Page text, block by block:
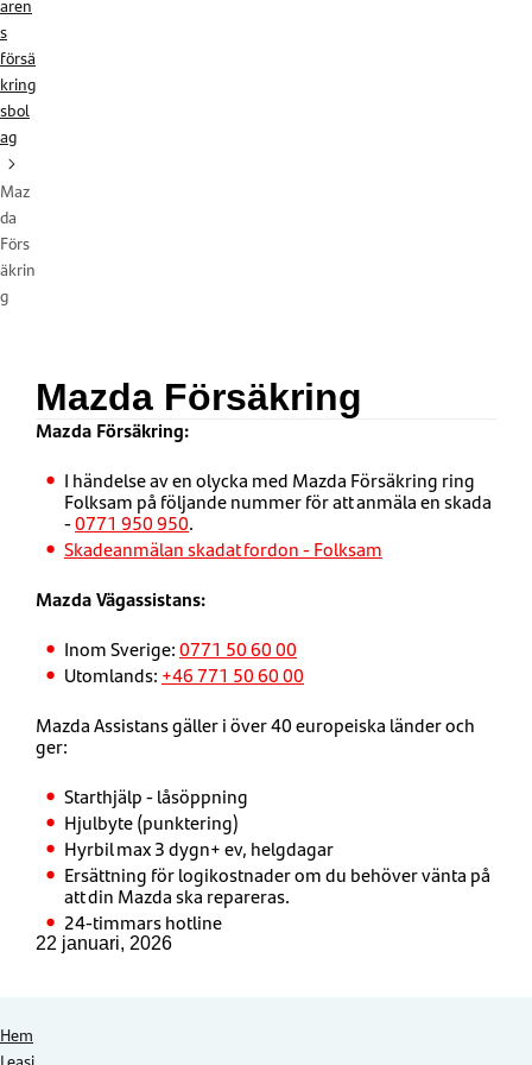
aren
s
försä
kring
sbol
ag
Maz
da
Förs
äkrin
g
Mazda Försäkring
Mazda Försäkring:
I händelse av en olycka med Mazda Försäkring ring
Folksam på följande nummer för att anmäla en skada
-0771 950 950.
Skadeanmälan skadat fordon - Folksam
Mazda Vägassistans:
Inom Sverige:0771 50 60 00
Utomlands: +46 771 50 60 00
Mazda Assistans gäller i över 40 europeiska länder och
ger:
Starthjälp - låsöppning
Hjulbyte (punktering)
Hyrbil max 3 dygn+ ev, helgdagar
Ersättning för logikostnader om du behöver vänta på
att din Mazda ska repareras.
24-timmars hotline
22 januari, 2026
Hem